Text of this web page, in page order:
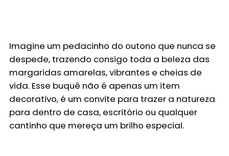
Imagine um pedacinho do outono que nunca se
despede, trazendo consigo toda a beleza das
margaridas amarelas, vibrantes e cheias de
vida. Esse buquê não é apenas um item
decorativo, é um convite para trazer a natureza
para dentro de casa, escritório ou qualquer
cantinho que mereça um brilho especial.